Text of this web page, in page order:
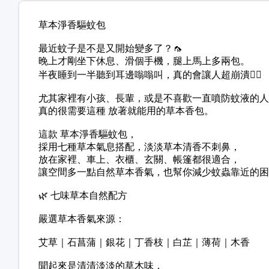
草本淨香驅蚊包
最近蚊子是不是又開始變多了？🦟
晚上才剛坐下休息、滑個手機，腿上馬上多兩包。
半夜睡到一半聽到耳邊嗡嗡叫，真的會讓人超崩潰😵‍💫
尤其家裡有小孩、長輩，或是不喜歡一直噴防蚊液的
真的很需要這種 放著就能用的草本香包。
這款 草本淨香驅蚊包，
採用七種草本氣息搭配，淡淡草本清香不刺鼻，
放在家裡、車上、衣櫃、玄關、帳篷都很適合，
讓空間多一點自然草本香氣，也幫你減少蚊蟲靠近的
🌿 七味草本自然配方
嚴選草本香氣來源：
艾草｜石菖蒲｜銀花｜丁香枝｜白芷｜薄荷｜木香
聞起來是清清淡淡的草木味，